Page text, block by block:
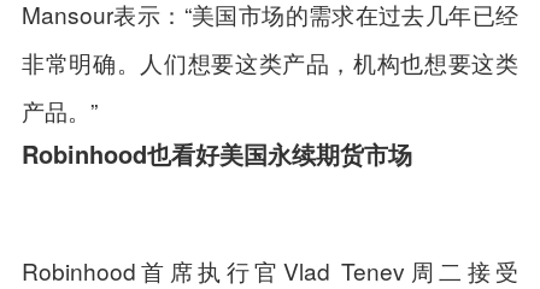
Mansour表示：“美国市场的需求在过去几年已经
非常明确。人们想要这类产品，机构也想要这类
产品。”
Robinhood也看好美国永续期货市场
Robinhood首席执行官Vlad Tenev周二接受